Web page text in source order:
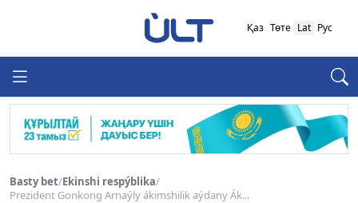
Қаз Төте Lat Рус
Basty bet/Ekinshi respýblika/
Prezident Gonkong Arnaýly ákimshilik aýdany Ák...